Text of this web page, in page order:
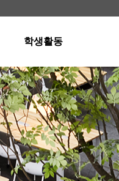
학생활동
스터디그룹
스터디그룹 자료실
공인회계사반
공인회계사반 자료실
강의실 및 세미나실 대여